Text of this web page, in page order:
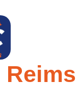
Reims